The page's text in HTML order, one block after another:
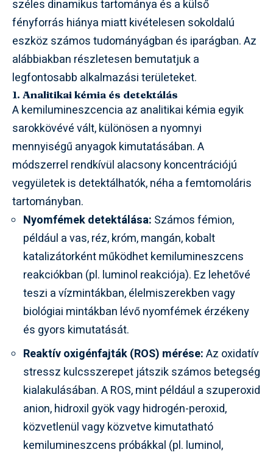
széles dinamikus tartománya és a külső
fényforrás hiánya miatt kivételesen sokoldalú
eszköz számos tudományágban és iparágban. Az
alábbiakban részletesen bemutatjuk a
legfontosabb alkalmazási területeket.
1. Analitikai kémia és detektálás
A kemilumineszcencia az analitikai kémia egyik
sarokkövévé vált, különösen a nyomnyi
mennyiségű anyagok kimutatásában. A
módszerrel rendkívül alacsony koncentrációjú
vegyületek is detektálhatók, néha a femtomoláris
tartományban.
Nyomfémek detektálása: Számos fémion,
például a vas, réz, króm, mangán, kobalt
katalizátorként működhet kemilumineszcens
reakciókban (pl. luminol reakciója). Ez lehetővé
teszi a vízmintákban, élelmiszerekben vagy
biológiai mintákban lévő nyomfémek érzékeny
és gyors kimutatását.
Reaktív oxigénfajták (ROS) mérése:Az oxidatív
stressz kulcsszerepet játszik számos betegség
kialakulásában. A ROS, mint például a szuperoxid
anion, hidroxil gyök vagy hidrogén-peroxid,
közvetlenül vagy közvetve kimutatható
kemilumineszcens próbákkal (pl. luminol,